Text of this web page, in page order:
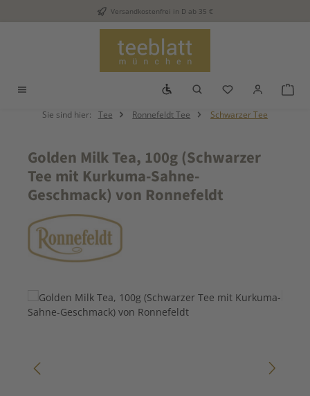
Zum Hauptinhalt springenVersandkostenfrei in D ab 35 €
Werkzeugleiste anzeigen
Du hast 0
Sie sind hier: Tee Ronnefeldt Tee Schwarzer Tee
Golden Milk Tea, 100g (Schwarzer
Tee mit Kurkuma-Sahne-
Geschmack) von Ronnefeldt
Bildergalerie überspringen